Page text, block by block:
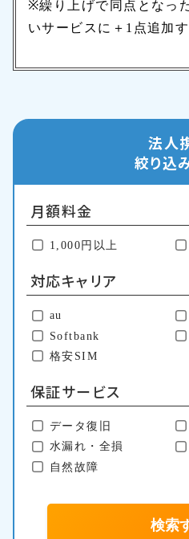
※繰り上げで同点となっ
いサービスに＋1点追加す
法人
絞り込
月額料金
1,000円以上
対応キャリア
au
Softbank
格安SIM
保証サービス
データ復旧
水漏れ・全損
自然故障